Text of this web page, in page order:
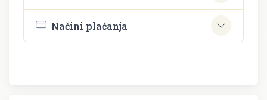
Načini plaćanja